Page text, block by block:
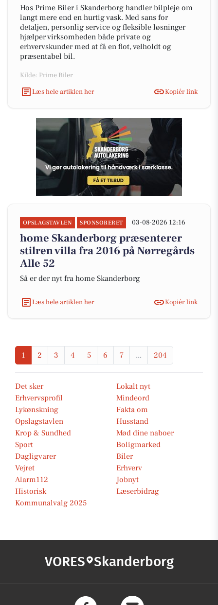
Hos Prime Biler i Skanderborg handler bilpleje om
langt mere end en hurtig vask. Med sans for
detaljen, personlig service og fleksible løsninger
hjælper virksomheden både private og
erhvervskunder med at få en flot, velholdt og
præsentabel bil.
Kilde: Prime Biler
Læs hele artiklen her
Kopiér link
OPSLAGSTAVLEN SPONSORERET 03-08-2026 12:16
home Skanderborg præsenterer
stilren villa fra 2016 på Nørregårds
Alle 52
Så er der nyt fra home Skanderborg
Læs hele artiklen her Kopiér link
1 2 3 4 5 6 7 ... 204
Det sker
Lokalt nyt
Erhvervsprofil
Mindeord
Lykønskning
Fakta om
Opslagstavlen
Husstand
Krop & Sundhed
Mød dine naboer
Sport
Boligmarked
Dagligvarer
Biler
Vejret
Erhverv
Alarm112
Jobnyt
Historisk
Læserbidrag
Kommunalvalg 2025
VORES Skanderborg